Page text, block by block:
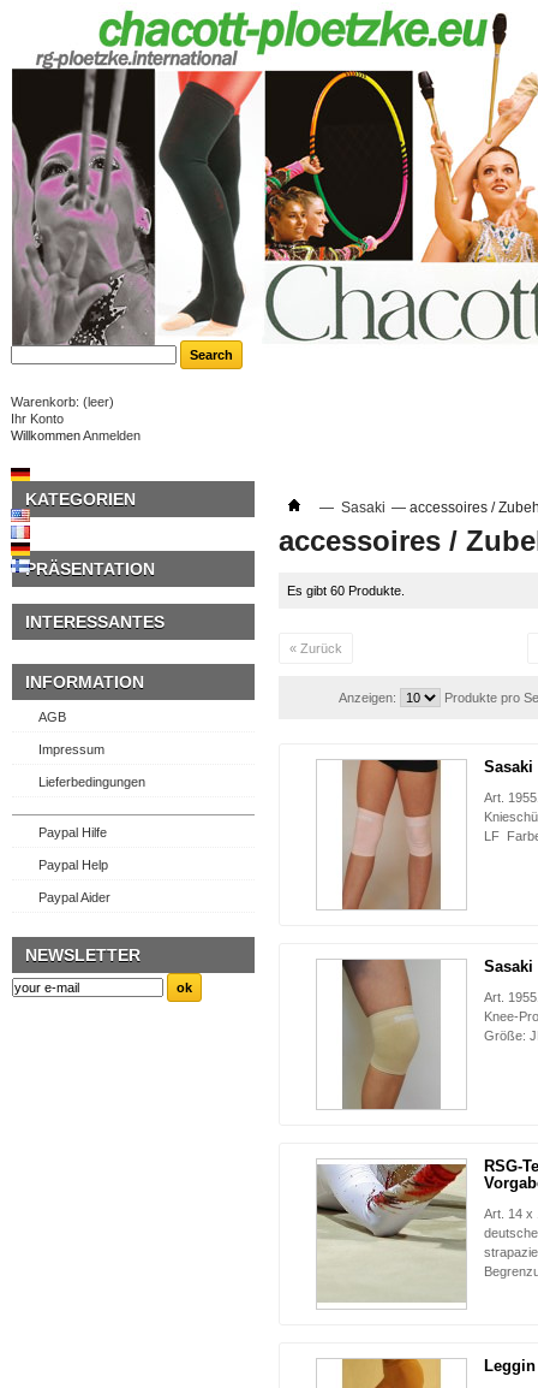
Warenkorb: (leer)
Ihr Konto
WillkommenAnmelden
KATEGORIEN
PRÄSENTATION
INTERESSANTES
INFORMATION
AGB
Impressum
Lieferbedingungen
Paypal Hilfe
Paypal Help
Paypal Aider
NEWSLETTER
— Sasaki — accessoires /
accessoires /
Es gibt 60 Produkte.
« Zurück
Anzeigen: Produkte pro
Sasaki
Art.
LF
Sasaki
Art.
Knee-
Größe:
RSG-
Art. 14 x